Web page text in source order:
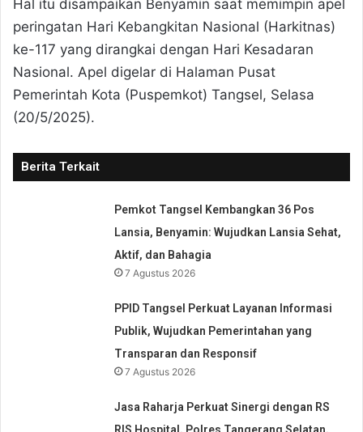
Hal itu disampaikan Benyamin saat memimpin apel
peringatan Hari Kebangkitan Nasional (Harkitnas)
ke-117 yang dirangkai dengan Hari Kesadaran
Nasional. Apel digelar di Halaman Pusat
Pemerintah Kota (Puspemkot) Tangsel, Selasa
(20/5/2025).
Berita Terkait
Pemkot Tangsel Kembangkan 36 Pos
Lansia, Benyamin: Wujudkan Lansia Sehat,
Aktif, dan Bahagia
7 Agustus 2026
PPID Tangsel Perkuat Layanan Informasi
Publik, Wujudkan Pemerintahan yang
Transparan dan Responsif
7 Agustus 2026
Jasa Raharja Perkuat Sinergi dengan RS